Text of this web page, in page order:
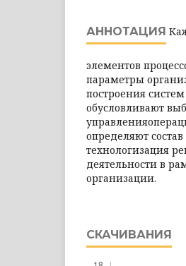
АННОТАЦИЯ
элементов
параметры
построения
обусловливают
определяют
технологизация
деятельности в
организации.
СКАЧИВАНИЯ